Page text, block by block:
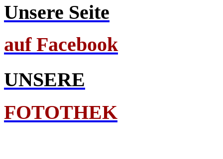
Unsere Seite
auf Facebook
UNSERE
FOTOTHEK